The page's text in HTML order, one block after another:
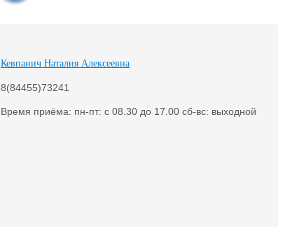
Кевпанич Наталия Алексеевна
8(84455)73241
Время приёма: пн-пт: с 08.30 до 17.00 сб-вс: выходной